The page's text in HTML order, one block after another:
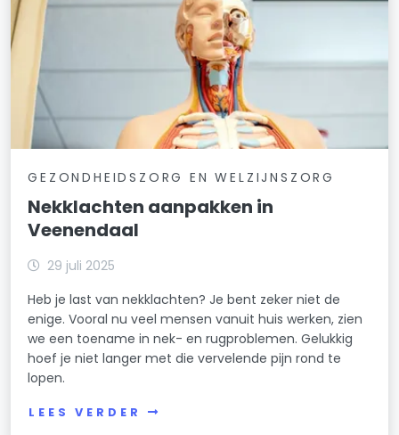
GEZONDHEIDSZORG EN WELZIJNSZORG
Nekklachten aanpakken in
Veenendaal
29 juli 2025
Heb je last van nekklachten? Je bent zeker niet de
enige. Vooral nu veel mensen vanuit huis werken, zien
we een toename in nek- en rugproblemen. Gelukkig
hoef je niet langer met die vervelende pijn rond te
lopen.
LEES VERDER